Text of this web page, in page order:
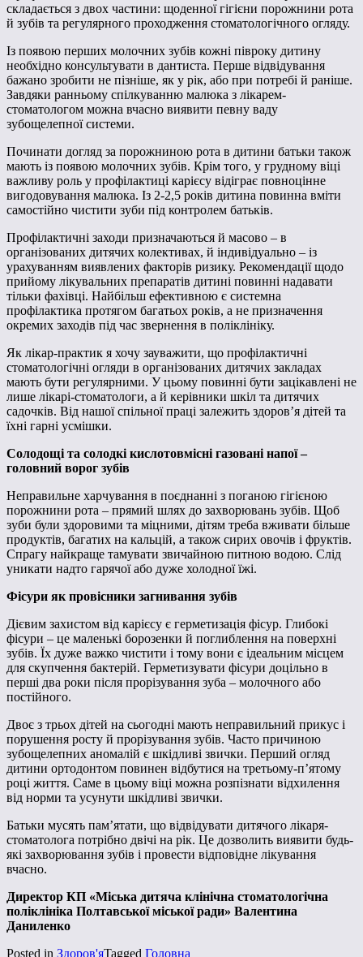
складається з двох частини: щоденної гігієни порожнини рота
й зубів та регулярного проходження стоматологічного огляду.
Із появою перших молочних зубів кожні півроку дитину
необхідно консультувати в дантиста. Перше відвідування
бажано зробити не пізніше, як у рік, або при потребі й раніше.
Завдяки ранньому спілкуванню малюка з лікарем-
стоматологом можна вчасно виявити певну ваду
зубощелепної системи.
Починати догляд за порожниною рота в дитини батьки також
мають із появою молочних зубів. Крім того, у грудному віці
важливу роль у профілактиці карієсу відіграє повноцінне
вигодовування малюка. Із 2-2,5 років дитина повинна вміти
самостійно чистити зуби під контролем батьків.
Профілактичні заходи призначаються й масово – в
організованих дитячих колективах, й індивідуально – із
урахуванням виявлених факторів ризику. Рекомендації щодо
прийому лікувальних препаратів дитині повинні надавати
тільки фахівці. Найбільш ефективною є системна
профілактика протягом багатьох років, а не призначення
окремих заходів під час звернення в поліклініку.
Як лікар-практик я хочу зауважити, що профілактичні
стоматологічні огляди в організованих дитячих закладах
мають бути регулярними. У цьому повинні бути зацікавлені не
лише лікарі-стоматологи, а й керівники шкіл та дитячих
садочків. Від нашої спільної праці залежить здоров’я дітей та
їхні гарні усмішки.
Солодощі та солодкі кислотовмісні газовані напої –
головний ворог зубів
Неправильне харчування в поєднанні з поганою гігієною
порожнини рота – прямий шлях до захворювань зубів. Щоб
зуби були здоровими та міцними, дітям треба вживати більше
продуктів, багатих на кальцій, а також сирих овочів і фруктів.
Спрагу найкраще тамувати звичайною питною водою. Слід
уникати надто гарячої або дуже холодної їжі.
Фісури як провісники загнивання зубів
Дієвим захистом від карієсу є герметизація фісур. Глибокі
фісури – це маленькі борозенки й поглиблення на поверхні
зубів. Їх дуже важко чистити і тому вони є ідеальним місцем
для скупчення бактерій. Герметизувати фісури доцільно в
перші два роки після прорізування зуба – молочного або
постійного.
Двоє з трьох дітей на сьогодні мають неправильний прикус і
порушення росту й прорізування зубів. Часто причиною
зубощелепних аномалій є шкідливі звички. Перший огляд
дитини ортодонтом повинен відбутися на третьому-п’ятому
році життя. Саме в цьому віці можна розпізнати відхилення
від норми та усунути шкідливі звички.
Батьки мусять пам’ятати, що відвідувати дитячого лікаря-
стоматолога потрібно двічі на рік. Це дозволить виявити будь-
які захворювання зубів і провести відповідне лікування
вчасно.
Директор КП «Міська дитяча клінічна стоматологічна
поліклініка Полтавської міської ради» Валентина
Даниленко
Posted in Здоров'яTagged Головна